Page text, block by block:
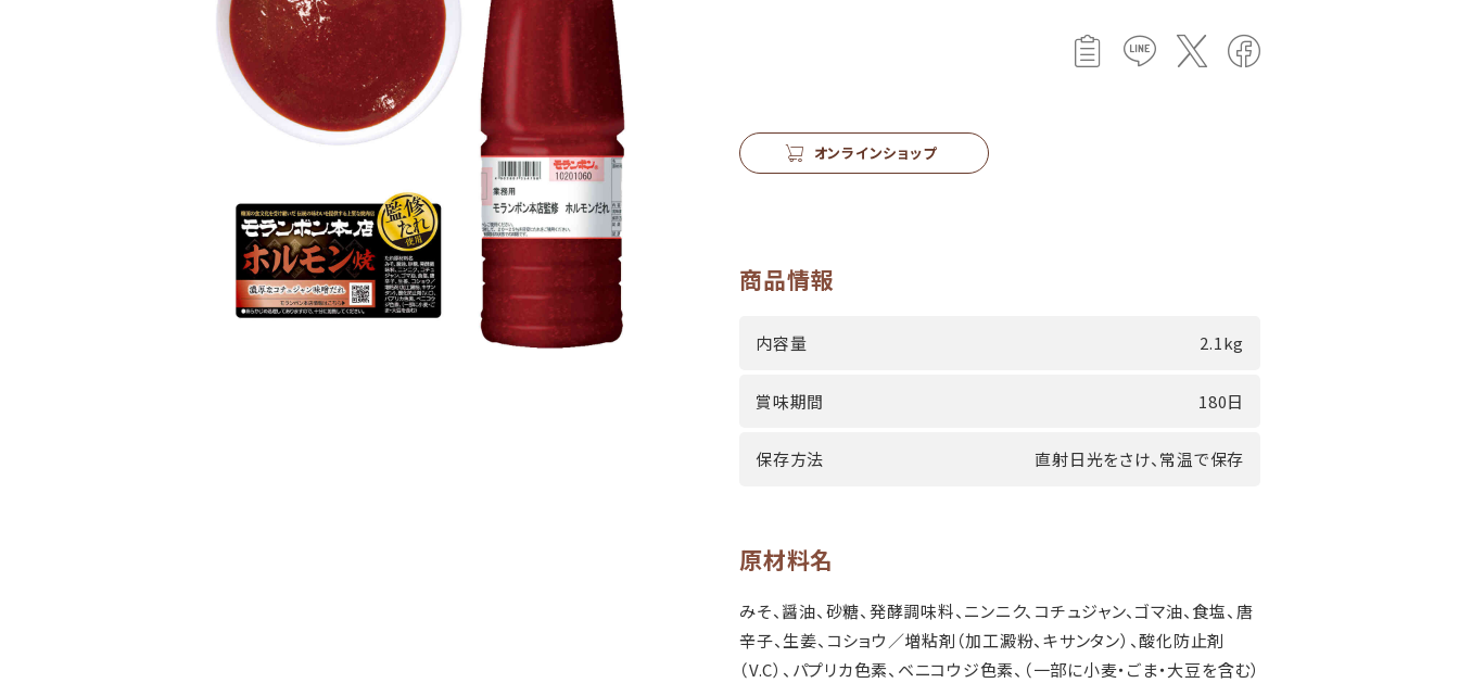
オンラインショップ
商品情報
内容量 2.1kg
賞味期間 180日
保存方法 直射日光をさけ、常温で保存
原材料名
みそ、醤油、砂糖、発酵調味料、ニンニク、コチュジャン、ゴマ油、食塩、唐
辛子、生姜、コショウ／増粘剤（加工澱粉、キサンタン）、酸化防止剤
（V.C）、パプリカ色素、ベニコウジ色素、（一部に小麦・ごま・大豆を含む）